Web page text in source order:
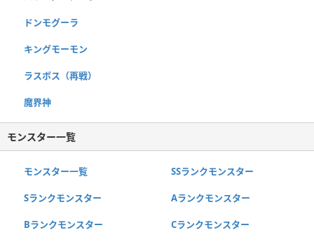
ドンモグーラ
キングモーモン
ラスボス（再戦）
魔界神
モンスター一覧
モンスター一覧 SSランクモンスター
Sランクモンスター Aランクモンスター
Bランクモンスター Cランクモンスター